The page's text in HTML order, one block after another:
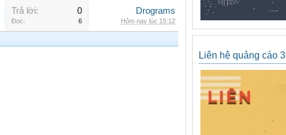
Trả lời: 0
Đọc: 6
Drograms
Hôm nay lúc 15:12
Liên hệ quảng cáo 3